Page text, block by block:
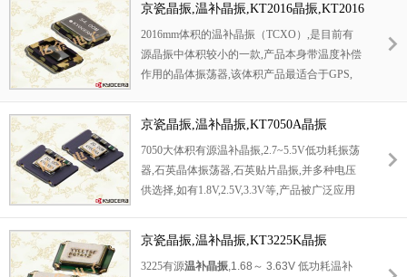
兆赫,38.4兆赫,40兆赫,因产品性能稳定,精度高
等优势,被广泛应用到一些比较高端的数码通讯
产品领域,GPS全球定位系统,智能手机,WiMAX
和蜂窝和无线通信等产品,符合RoHS/无铅.
京瓷晶振,温补晶振,KT2016晶振,KT2016
A26000ACW18TLG晶振
2016mm体积的温补晶振（TCXO）,是目前有
源晶振中体积较小的一款,产品本身带温度补偿
作用的晶体振荡器,该体积产品最适合于GPS,
品.(DC+1.8V ± 0.1V to +2.9V ± 0.1V 对应IC可
能) 超小型,轻型.低消耗电流,表面贴片型产品.
（可对应回流焊）无铅产品.满足无铅焊接的高
温回流温度曲线要求,带有AFC（频率控制）功
京瓷晶振,温补晶振,KT7050A晶振
7050大体积有源温补晶振,2.7~5.5V低功耗振荡
器,石英晶体振荡器,石英贴片晶振,并多种电压
供选择,如有1.8V,2.5V,3.3V等,产品被广泛应用
多用途的高稳定的频率温度特性晶振.为对应低
电源电压的产品.(DC+1.8V ± 0.1V to +2.9V ± 0.
京瓷晶振,温补晶振,KT3225K晶振
3225有源温补晶振 1.68 ～ 3.63V 低功耗温补